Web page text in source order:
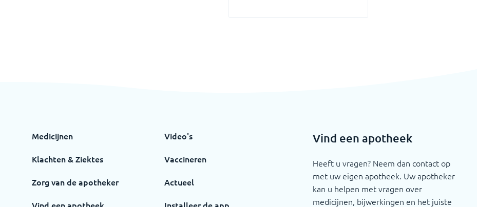
Medicijnen
Klachten & Ziektes
Zorg van de apotheker
Video's
Vaccineren
Actueel
Vind een apotheek
Heeft u vragen? Neem dan contact op
met uw eigen apotheek. Uw apotheker
kan u helpen met vragen over
medicijnen, bijwerkingen en het juiste